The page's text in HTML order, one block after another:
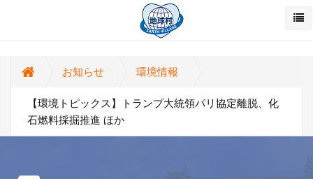
お知らせ 環境情報
【環境トピックス】トランプ大統領パリ協定離脱、化
石燃料採掘推進 ほか